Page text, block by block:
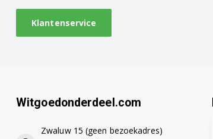
WMD66146 7155181400
WMD66146S 7171281100
Klantenservice
Witgoedonderdeel.com
Zwaluw 15 (geen bezoekadres)